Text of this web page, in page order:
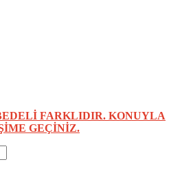
FARKLIDIR. KONUYLA
GEÇİNİZ.